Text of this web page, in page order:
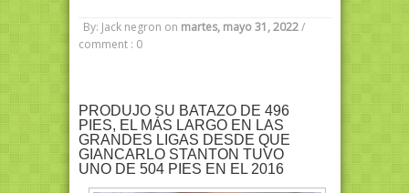
By: Jack negron on martes, mayo 31, 2022 /
comment : 0
PRODUJO SU BATAZO DE 496
PIES, EL MÁS LARGO EN LAS
GRANDES LIGAS DESDE QUE
GIANCARLO STANTON TUVO
UNO DE 504 PIES EN EL 2016